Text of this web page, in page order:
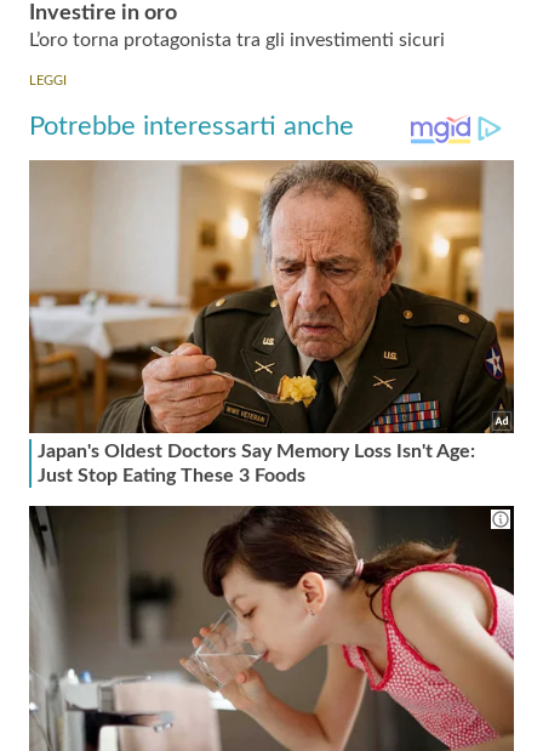
Investire in oro
L’oro torna protagonista tra gli investimenti sicuri
LEGGI